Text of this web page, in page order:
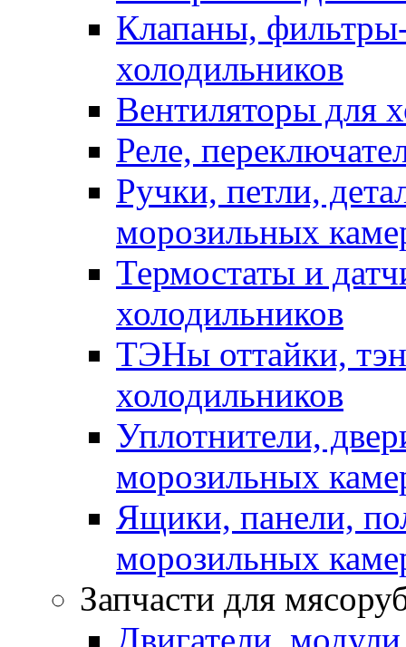
Клапаны,
холодильников
Вентиляторы для
Реле,
Ручки, петли,
морозильных
Термостаты и
холодильников
ТЭНы оттайки,
холодильников
Уплотнители,
морозильных
Ящики, панели,
морозильных
Запчасти для